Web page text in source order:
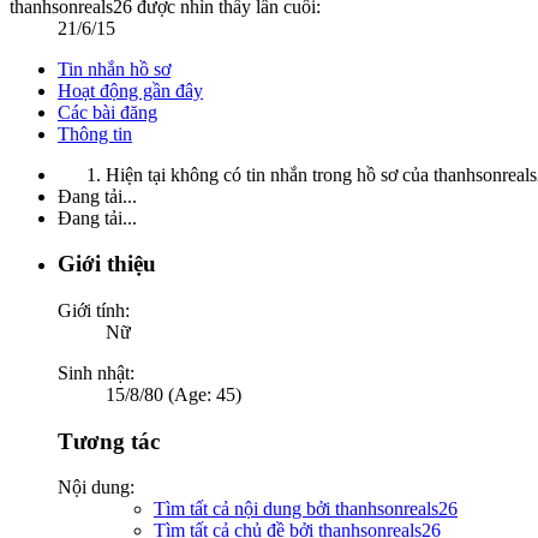
thanhsonreals26 được nhìn thấy lần cuối:
21/6/15
Tin nhắn hồ sơ
Hoạt động gần đây
Các bài đăng
Thông tin
Hiện tại không có tin nhắn trong hồ sơ của
Đang tải...
Đang tải...
Giới thiệu
Giới tính:
Nữ
Sinh nhật:
15/8/80 (Age: 45)
Tương tác
Nội dung:
Tìm tất cả nội dung bởi thanhsonreals26
Tìm tất cả chủ đề bởi thanhsonreals26